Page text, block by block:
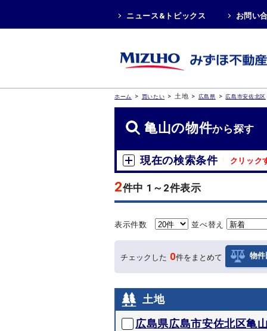
ニュース&トピックス お問い
ホーム > 買いたい > 土地 > 広島県 > 広島市安佐北区
亀山の物件から探す
現在の検索条件 クリック
2件中 1～2件表示
表示件数 並べ替え
チェックした 0件をまとめて 物件
土地
広島県広島市安佐北区亀